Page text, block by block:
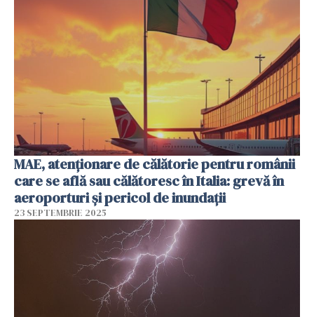
MAE, atenționare de călătorie pentru românii
care se află sau călătoresc în Italia: grevă în
aeroporturi şi pericol de inundaţii
23 SEPTEMBRIE 2025